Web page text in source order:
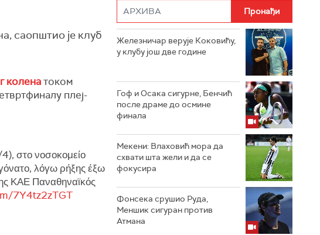
саопштио је клуб
коленатоком
плеј-
στο νοσοκομείο
λόγω ρήξης έξω
ΚΑΕ Παναθηναϊκός
7Y4tz2zTGT
Железничар верује Коковићу,
у клубу још две године
Гоф и Осака сигурне, Бенчић
после драме до осмине
финала
Мекени: Влаховић мора да
схвати шта жели и да се
фокусира
Фонсека срушио Руда,
Меншик сигуран против
Атмана